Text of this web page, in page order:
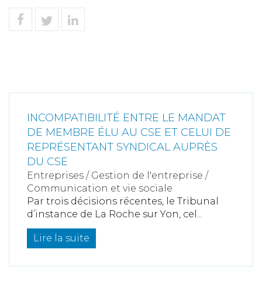
INCOMPATIBILITÉ ENTRE LE MANDAT
DE MEMBRE ÉLU AU CSE ET CELUI DE
REPRÉSENTANT SYNDICAL AUPRÈS
DU CSE
Entreprises / Gestion de l'entreprise /
Communication et vie sociale
Par trois décisions récentes, le Tribunal
d’instance de La Roche sur Yon, cel...
Lire la suite